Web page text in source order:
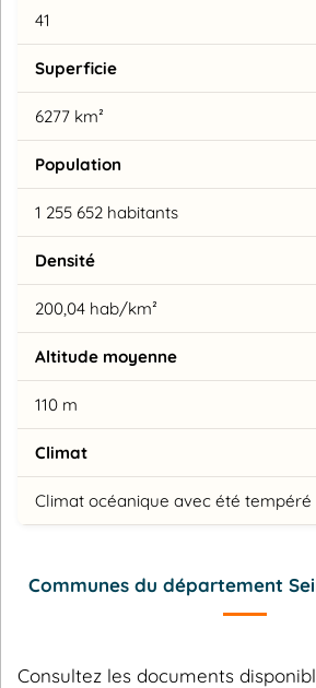
41
Superficie
6277 km²
Population
1 255 652 habitants
Densité
200,04 hab/km²
Altitude moyenne
110 m
Climat
Climat océanique avec été tempéré
Communes du département
Consultez les documents